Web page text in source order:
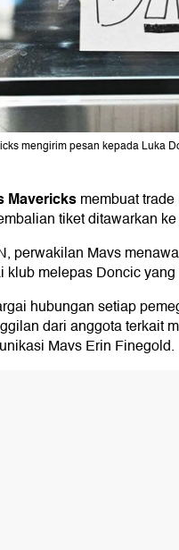
mengirim pesan kepada Luka
Mavericksmembuat
tiket ditawarkan
perwakilan Mavs
klub melepas Doncic
hubungan setiap
dari anggota terkait
Mavs Erin Finegold.